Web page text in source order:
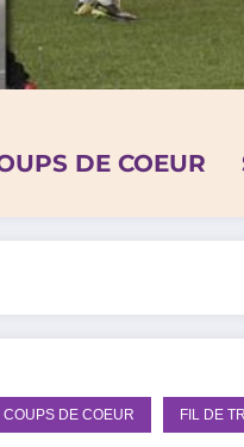
DE COEUR
COUPS DE COEUR FIL DE